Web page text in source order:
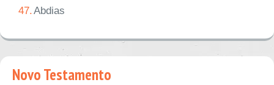
47.Abdias
Novo Testamento